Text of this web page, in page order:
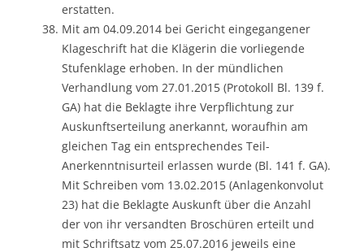
erstatten.
Mit am 04.09.2014 bei Gericht eingegangener
Klageschrift hat die Klägerin die vorliegende
Stufenklage erhoben. In der mündlichen
Verhandlung vom 27.01.2015 (Protokoll Bl. 139 f.
GA) hat die Beklagte ihre Verpflichtung zur
Auskunftserteilung anerkannt, woraufhin am
gleichen Tag ein entsprechendes Teil-
Anerkenntnisurteil erlassen wurde (Bl. 141 f. GA).
Mit Schreiben vom 13.02.2015 (Anlagenkonvolut
23) hat die Beklagte Auskunft über die Anzahl
der von ihr versandten Broschüren erteilt und
mit Schriftsatz vom 25.07.2016 jeweils eine